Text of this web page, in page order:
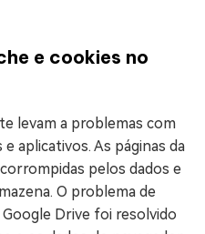
e cookies no
levam a problemas com
aplicativos. As páginas da
pelos dados e
O problema de
Drive foi resolvido